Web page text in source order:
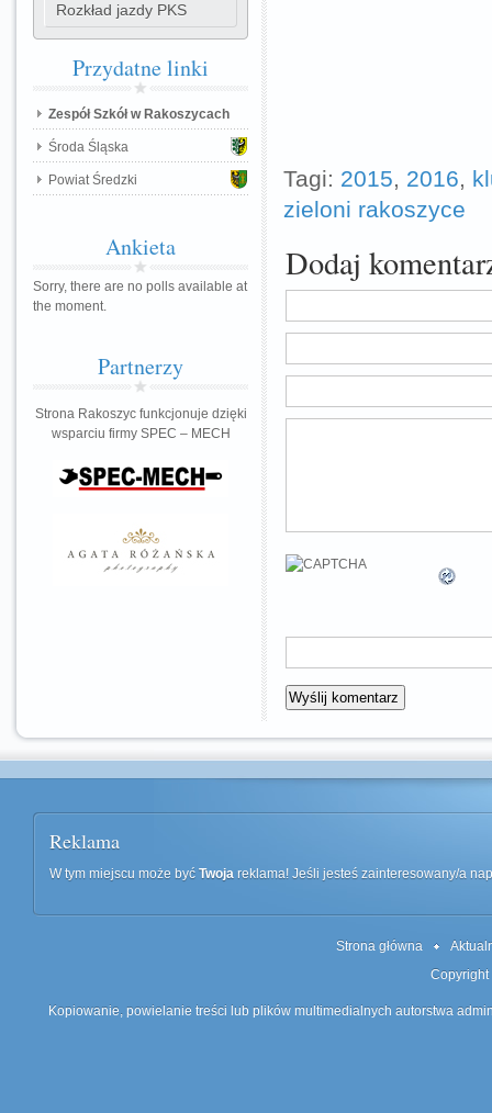
Tagi: 2015, 2016,
zieloni rakoszyce
Dodaj
Rozkład jazdy PKS
Przydatnelinki
Zespół Szkół w Rakoszycach
Środa Śląska
Powiat Średzki
Ankieta
Sorry, there are no polls available at
the moment.
Partnerzy
Strona Rakoszyc funkcjonuje dzięki
wsparciu firmy SPEC – MECH
Reklama
W tym miejscu może być Twoja reklama! Jeśli jesteś zainteresowany/a
Strona główna
Kopiowanie, powielanie treści lub plików multimedialnych autorstwa